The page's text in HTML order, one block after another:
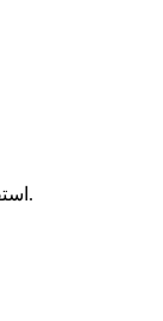
استفاده از مطالب سایت با ذکر منبع بلامانع میباشد.